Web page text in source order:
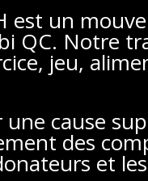
est un
QC. Notre
jeu,
une cause
des
et